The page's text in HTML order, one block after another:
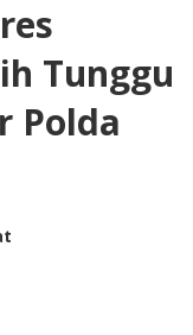
Tunggu
Polda